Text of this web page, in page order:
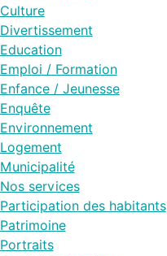
Culture
Divertissement
Education
Emploi / Formation
Enfance / Jeunesse
Enquête
Environnement
Logement
Municipalité
Nos services
Participation des habitants
Patrimoine
Portraits